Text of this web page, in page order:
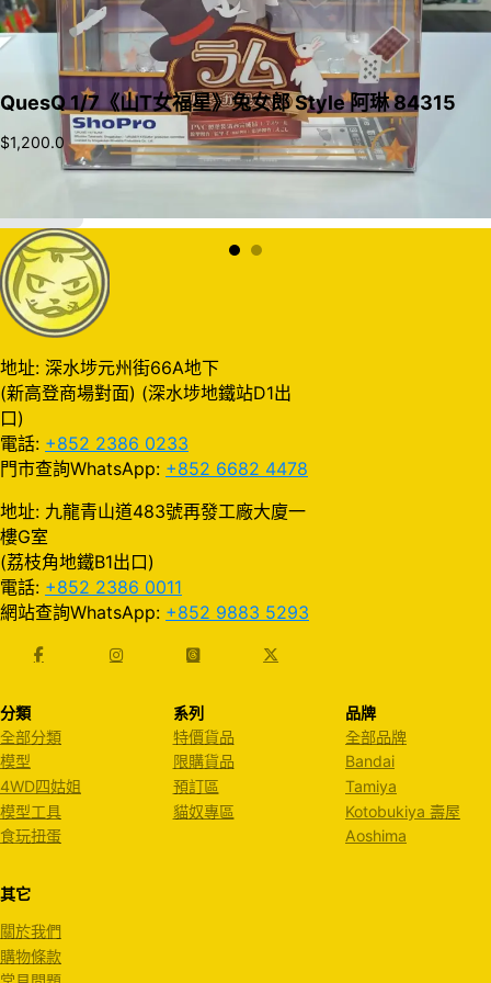
QuesQ 1/7《山T女福星》兔女郎 Style 阿琳 84315
$1,200.0
地址: 深水埗元州街66A地下
(新高登商場對面) (深水埗地鐵站D1出
口)
電話: +852 2386 0233
門市查詢WhatsApp: +852 6682 4478
地址: 九龍青山道483號再發工廠大廈一
樓G室
(荔枝角地鐵B1出口)
電話: +852 2386 0011
網站查詢WhatsApp: +852 9883 5293
分類
全部分類
模型
4WD四姑姐
模型工具
食玩扭蛋
系列
特價貨品
限購貨品
預訂區
貓奴專區
品牌
全部品牌
Bandai
Tamiya
Kotobukiya 壽屋
Aoshima
其它
關於我們
購物條款